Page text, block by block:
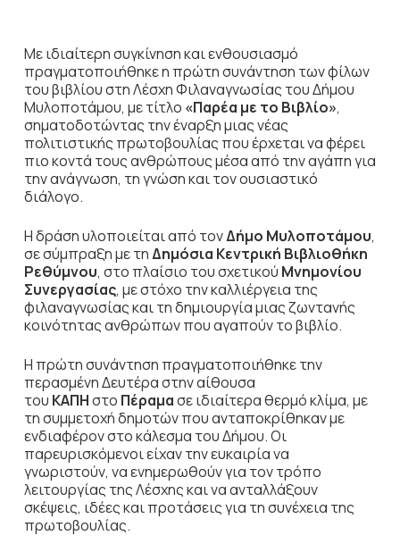
Με ιδιαίτερη συγκίνηση και ενθουσιασμό
πραγματοποιήθηκε η πρώτη συνάντηση των φίλων
του βιβλίου στη Λέσχη Φιλαναγνωσίας του Δήμου
Μυλοποτάμου, με τίτλο «Παρέα με το Βιβλίο»,
σηματοδοτώντας την έναρξη μιας νέας
πολιτιστικής πρωτοβουλίας που έρχεται να φέρει
πιο κοντά τους ανθρώπους μέσα από την αγάπη για
την ανάγνωση, τη γνώση και τον ουσιαστικό
διάλογο.
Η δράση υλοποιείται από τονΔήμο Μυλοποτάμου,
σε σύμπραξη με τηΔημόσια Κεντρική Βιβλιοθήκη
Ρεθύμνου, στο πλαίσιο του σχετικού Μνημονίου
Συνεργασίας, με στόχο την καλλιέργεια της
φιλαναγνωσίας και τη δημιουργία μιας ζωντανής
κοινότητας ανθρώπων που αγαπούν το βιβλίο.
Η πρώτη συνάντηση πραγματοποιήθηκε την
περασμένη Δευτέρα στην αίθουσα
του ΚΑΠΗστο Πέραμασε ιδιαίτερα θερμό κλίμα, με
τη συμμετοχή δημοτών που ανταποκρίθηκαν με
ενδιαφέρον στο κάλεσμα του Δήμου. Οι
παρευρισκόμενοι είχαν την ευκαιρία να
γνωριστούν, να ενημερωθούν για τον τρόπο
λειτουργίας της Λέσχης και να ανταλλάξουν
σκέψεις, ιδέες και προτάσεις για τη συνέχεια της
πρωτοβουλίας.